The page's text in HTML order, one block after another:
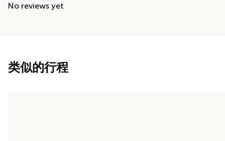
No reviews yet
类似的行程